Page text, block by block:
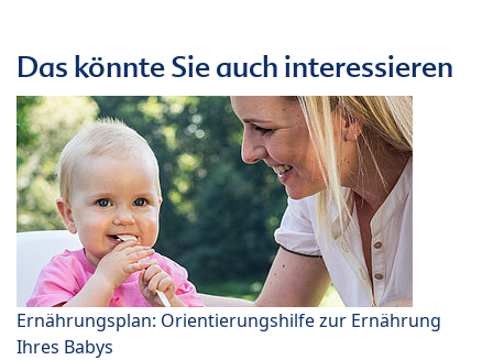
Das könnte Sie auch interessieren
Ernährungsplan: Orientierungshilfe zur Ernährung
Ihres Babys